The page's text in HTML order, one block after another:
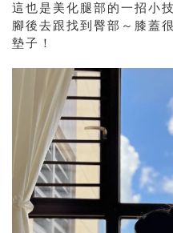
這也是美化腿部的一招小
腳後去跟找到臀部～膝蓋
墊子！